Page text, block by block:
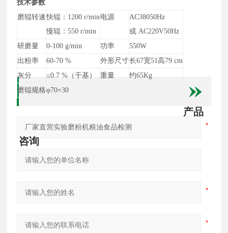
技术参数
磨辊转速快辊：1200 r/min
慢辊：550 r/min
电源
AC38050Hz
或 AC220V50Hz
研磨量
0-100 g/min 功率
550W
出粉率
60-70 % 外形尺寸长67宽51高79 cm
灰分
≤0.7 %（干基） 重量
约65Kg
磨辊规格φ70×30
产品
咨询